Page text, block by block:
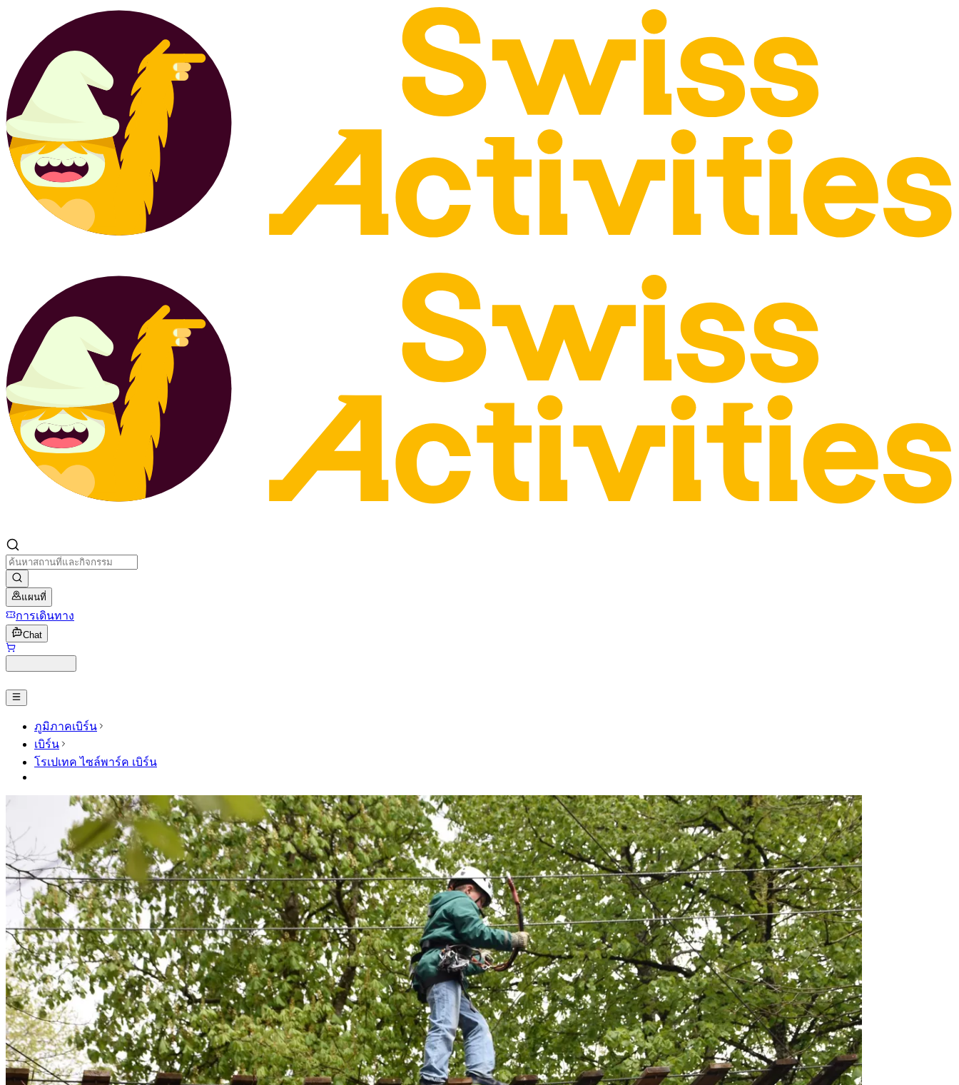
แผนที่
การเดินทาง
Chat
ภูมิภาคเบิร์น
เบิร์น
โรเปเทค ไซล์พาร์ค เบิร์น